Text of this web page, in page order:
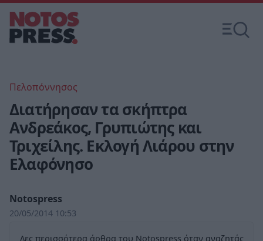
Πελοπόννησος
Διατήρησαν τα σκήπτρα
Ανδρεάκος, Γρυπιώτης και
Τριχείλης. Εκλογή Λιάρου στην
Ελαφόνησο
Notospress
20/05/2014 10:53
Δες περισσότερα άρθρα του Notospress όταν αναζητάς